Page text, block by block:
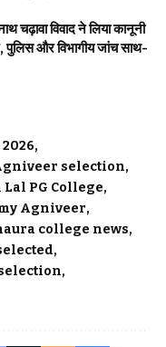
विवाद ने लिया कानूनी
पुलिस और विभागीय जांच साथ-
selection
Lal PG College
Agniveer
college news